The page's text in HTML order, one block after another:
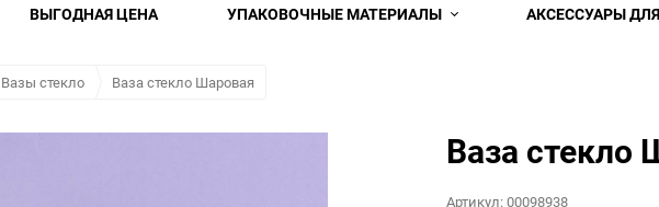
ВЫГОДНАЯ ЦЕНА УПАКОВОЧНЫЕ МАТЕРИАЛЫ АКСЕССУАРЫ
Вазы стекло Ваза стекло Шаровая
Ваза стекло
Артикул:00098938